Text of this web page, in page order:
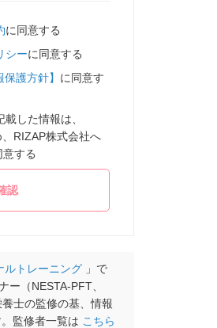
に同意する
シーに同意する
護方針】 に同意す
した情報は、
RIZAP株式会社へ
する
ルトレーニング 」で
ー（NESTA-PFT、
士の監修の基、情報
監修者一覧は こちら